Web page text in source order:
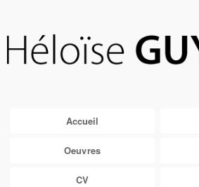
Accueil
Oeuvres
CV